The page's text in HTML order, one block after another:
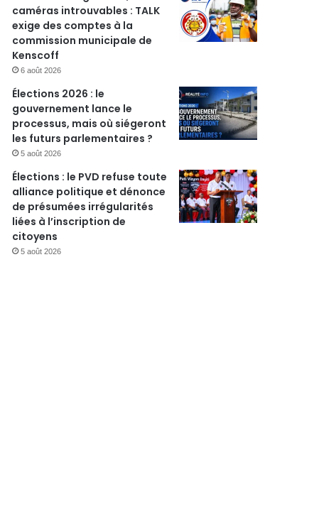
caméras introuvables : TALK
exige des comptes à la
commission municipale de
Kenscoff
6 août 2026
Élections 2026 : le
gouvernement lance le
processus, mais où siégeront
les futurs parlementaires ?
5 août 2026
Élections : le PVD refuse toute
alliance politique et dénonce
de présumées irrégularités
liées à l’inscription de
citoyens
5 août 2026